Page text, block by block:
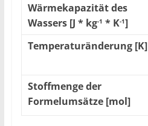
Wärmekapazität des
Wassers [J * kg-1 * K-1]
Temperaturänderung [K]
Stoffmenge der
Formelumsätze [mol]